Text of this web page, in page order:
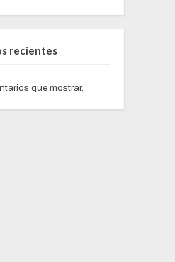
recientes
que mostrar.